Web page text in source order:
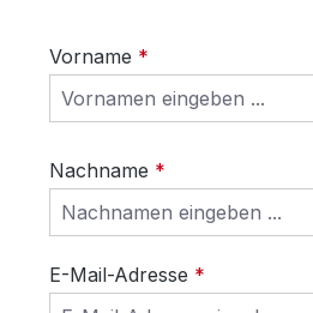
Vorname *
Nachname *
E-Mail-Adresse *